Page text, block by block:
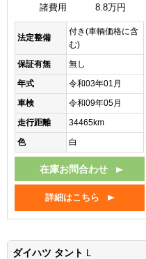
諸費用
8.8万円
法定整備
付き(車輌価格に含
む)
保証有無
無し
年式
令和03年01月
車検
令和09年05月
走行距離
34465km
色
白
在庫お問合わせ
詳細はこちら
ダイハツ タント L